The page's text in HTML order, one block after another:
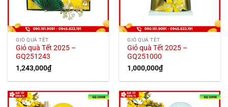
GIỎ QUÀ TẾT
Giỏ quà Tết 2025 –
GQ251243
1,243,000₫
GIỎ QUÀ TẾT
Giỏ quà Tết 2025 –
GQ251000
1,000,000₫